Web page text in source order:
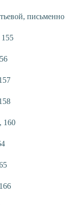
письменно
160